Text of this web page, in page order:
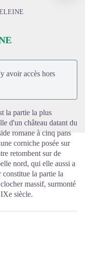
avoir accès hors
la partie la plus
d'un château datant du
romane à cinq pans
corniche posée sur
retombent sur de
nord, qui elle aussi a
la partie la
massif, surmonté
siècle.